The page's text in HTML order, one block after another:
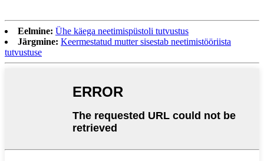
Eelmine: Ühe käega neetimispüstoli tutvustus
Järgmine: Keermestatud mutter sisestab neetimistööriista
tutvustuse